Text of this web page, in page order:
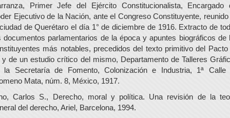
Primer Jefe del Ejército Constitucionalista, Encargado
Ejecutivo de la Nación, ante el Congreso Constituyente, reunido
de Querétaro el día 1° de diciembre de 1916. Extracto de
documentos parlamentarios de la época y apuntes biográficos de
más notables, precedidos del texto primitivo del Pacto
y de un estudio crítico del mismo, Departamento de Talleres
la Secretaría de Fomento, Colonización e Industria, 1ª Calle
Mata, núm. 8, México, 1917.
Carlos S., Derecho, moral y política. Una revisión de la
del derecho, Ariel, Barcelona, 1994.